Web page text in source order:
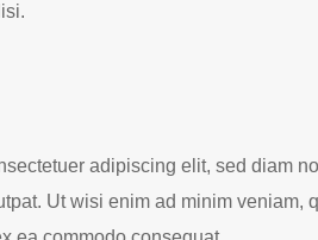
adipiscing elit, sed diam
Ut wisi enim ad minim veniam,